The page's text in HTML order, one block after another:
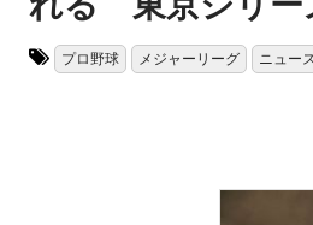
プロ野球 メジャーリーグ ニュー